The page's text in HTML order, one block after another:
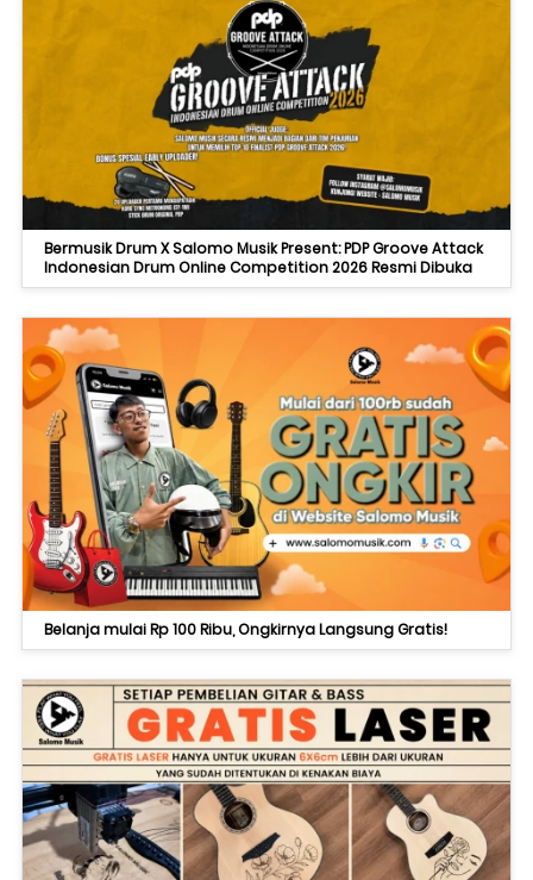
Bermusik Drum X Salomo Musik Present: PDP Groove Attack
Indonesian Drum Online Competition 2026 Resmi Dibuka
Belanja mulai Rp 100 Ribu, Ongkirnya Langsung Gratis!